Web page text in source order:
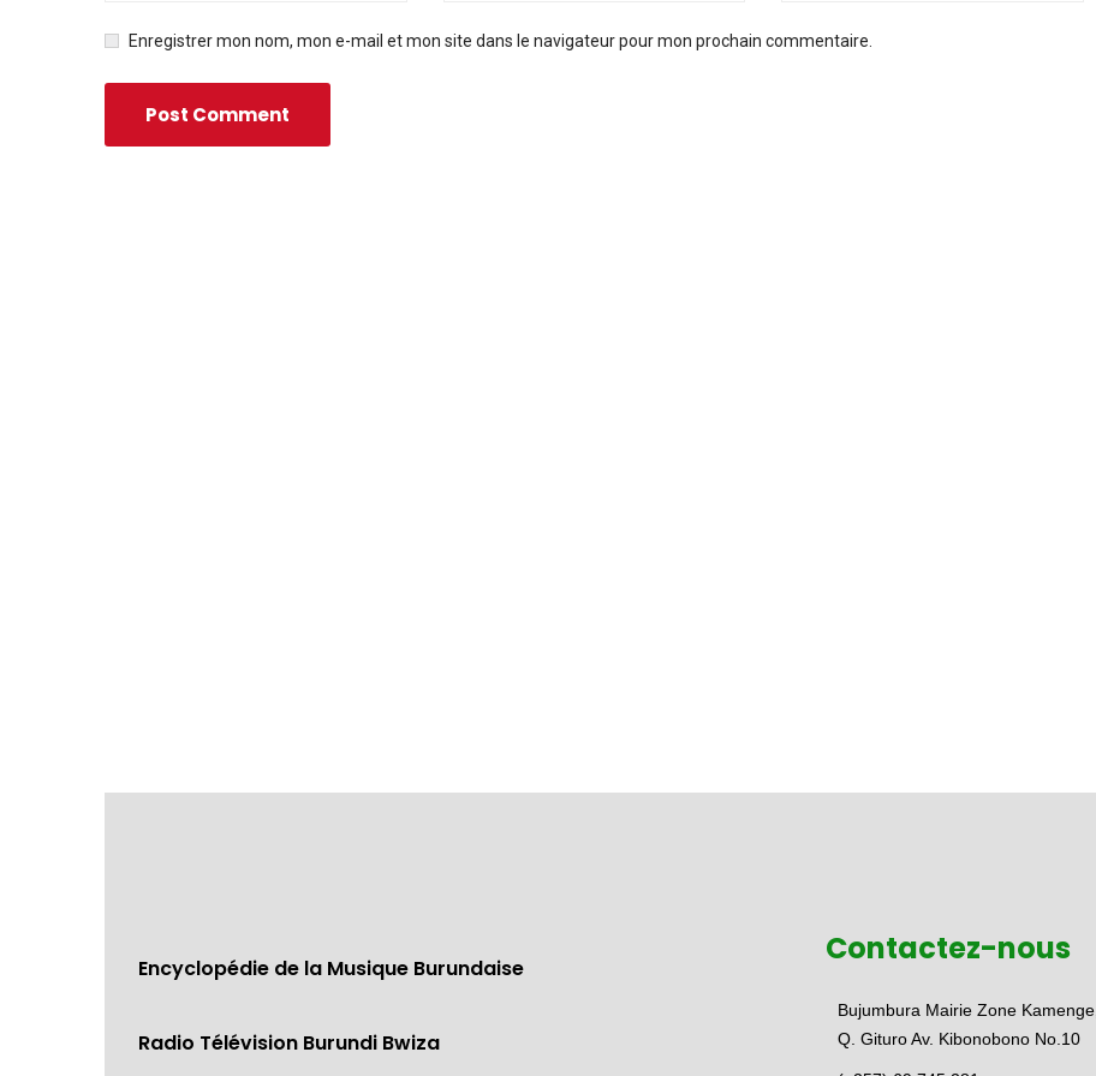
Enregistrer mon nom, mon e-mail et mon site dans le navigateur pour mon prochain commentaire.
Encyclopédie de la Musique Burundaise
Radio Télévision Burundi Bwiza
Contactez-nous
Bujumbura Mairie Zone Kamenge,
Q. Gituro Av. Kibonobono No.10